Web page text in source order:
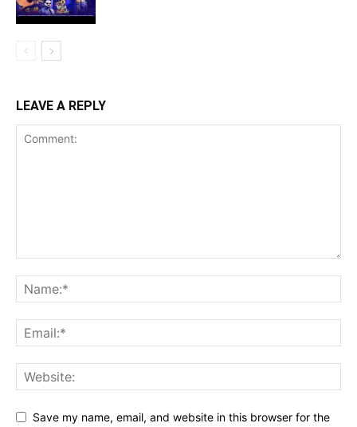
LEAVE A REPLY
Save my name, email, and website in this browser for the